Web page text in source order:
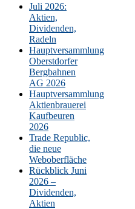
Juli 2026:
Aktien,
Dividenden,
Radeln
Hauptversammlung
Oberstdorfer
Bergbahnen
AG 2026
Hauptversammlung
Aktienbrauerei
Kaufbeuren
2026
Trade Republic,
die neue
Weboberfläche
Rückblick Juni
2026 –
Dividenden,
Aktien